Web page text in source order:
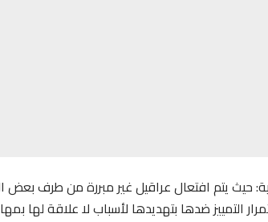
حيث يتم افتعال عراقيل غير مبررة من طرف
التمييز ضدها بتهديدها لأسباب لا علاقة لها